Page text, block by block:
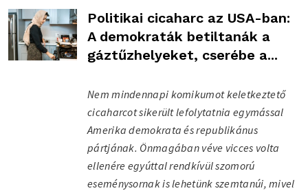
Politikai cicaharc az USA-ban:
A demokraták betiltanák a
gáztűzhelyeket, cserébe a...
Nem mindennapi komikumot keletkeztető
cicaharcot sikerült lefolytatnia egymással
Amerika demokrata és republikánus
pártjának. Önmagában véve vicces volta
ellenére egyúttal rendkívül szomorú
eseménysornak is lehetünk szemtanúi, mivel